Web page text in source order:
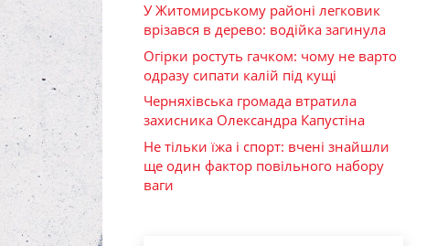
У Житомирському районі легковик
врізався в дерево: водійка загинула
Огірки ростуть гачком: чому не варто
одразу сипати калій під кущі
Черняхівська громада втратила
захисника Олександра Капустіна
Не тільки їжа і спорт: вчені знайшли
ще один фактор повільного набору
ваги